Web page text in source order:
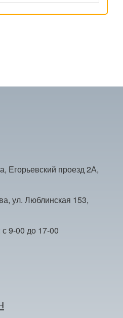
Егорьевский проезд 2А,
ул. Люблинская 153,
9-00 до 17-00